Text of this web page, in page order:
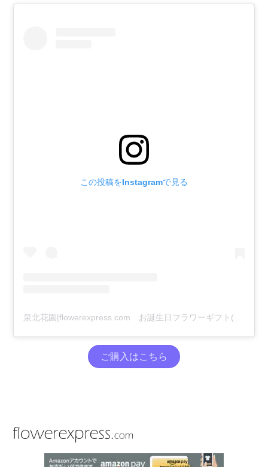
この投稿をInstagramで見る
泉北花園|flowerexpress.com お誕生日フラワーギフト(@flowerexpress.co.jp)がシェアした投稿
ご購入はこちら